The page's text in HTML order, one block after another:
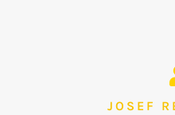
JOSEF